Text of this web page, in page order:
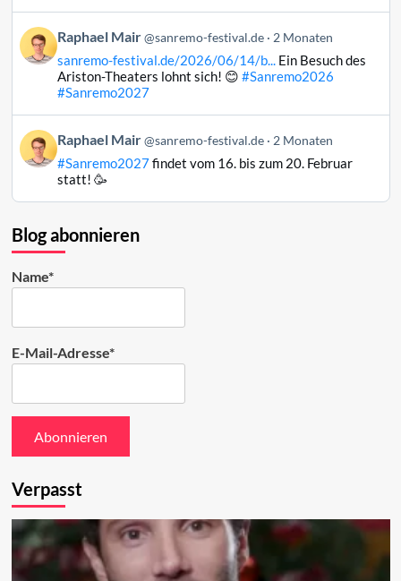
Bluesky
ansehen
Beitrag
von
Raphael
ansehen
Raphael Mair @sanremo-festival.de 2 Monaten
sanremo-festival.de/2026/06/14/b...Ein Besuch des
Ariston-Theaters lohnt sich! 😊 #Sanremo2026
#Sanremo2027
Beitrag
von
Raphael
Bluesky
ansehen
Raphael Mair @sanremo-festival.de 2 Monaten
#Sanremo2027findet vom 16. bis zum 20. Februar
statt! 🥳
Blog abonnieren
Name*
E-Mail-Adresse*
Verpasst